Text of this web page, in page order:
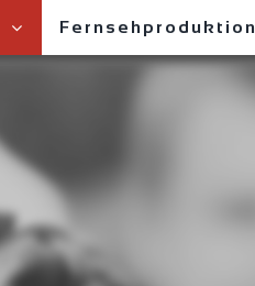
Fernsehproduktion